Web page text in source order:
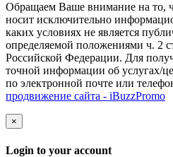
Обращаем Ваше внимание на то,
носит исключительно
каких условиях не является
определяемой положениями ч. 2
Российской Федерации. Для
точной информации об услугах/
по электронной почте или
продвижение сайта - iBuzzPromo
×
Login to your account